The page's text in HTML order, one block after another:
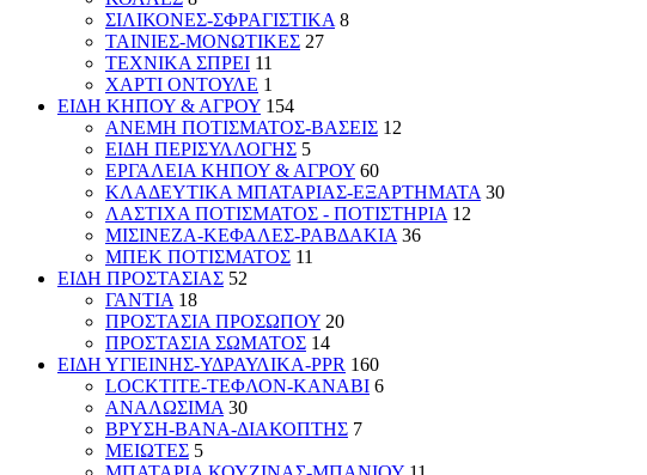
ΣΙΛΙΚΟΝΕΣ-ΣΦΡΑΓΙΣΤΙΚΑ 8
ΤΑΙΝΙΕΣ-ΜΟΝΩΤΙΚΕΣ 27
ΤΕΧΝΙΚΑ ΣΠΡΕΙ 11
ΧΑΡΤΙ ΟΝΤΟΥΛΕ 1
ΕΙΔΗ ΚΗΠΟΥ & ΑΓΡΟΥ 154
ΑΝΕΜΗ ΠΟΤΙΣΜΑΤΟΣ-ΒΑΣΕΙΣ 12
ΕΙΔΗ ΠΕΡΙΣΥΛΛΟΓΗΣ 5
ΕΡΓΑΛΕΙΑ ΚΗΠΟΥ & ΑΓΡΟΥ 60
ΚΛΑΔΕΥΤΙΚΑ ΜΠΑΤΑΡΙΑΣ-ΕΞΑΡΤΗΜΑΤΑ 30
ΛΑΣΤΙΧΑ ΠΟΤΙΣΜΑΤΟΣ - ΠΟΤΙΣΤΗΡΙΑ 12
ΜΙΣΙΝΕΖΑ-ΚΕΦΑΛΕΣ-ΡΑΒΔΑΚΙΑ 36
ΜΠΕΚ ΠΟΤΙΣΜΑΤΟΣ 11
ΕΙΔΗ ΠΡΟΣΤΑΣΙΑΣ 52
ΓΑΝΤΙΑ 18
ΠΡΟΣΤΑΣΙΑ ΠΡΟΣΩΠΟΥ 20
ΠΡΟΣΤΑΣΙΑ ΣΩΜΑΤΟΣ 14
ΕΙΔΗ ΥΓΙΕΙΝΗΣ-ΥΔΡΑΥΛΙΚΑ-PPR 160
LOCKTITE-ΤΕΦΛΟΝ-ΚΑΝΑΒΙ 6
ΑΝΑΛΩΣΙΜΑ 30
ΒΡΥΣΗ-ΒΑΝΑ-ΔΙΑΚΟΠΤΗΣ 7
ΜΕΙΩΤΕΣ 5